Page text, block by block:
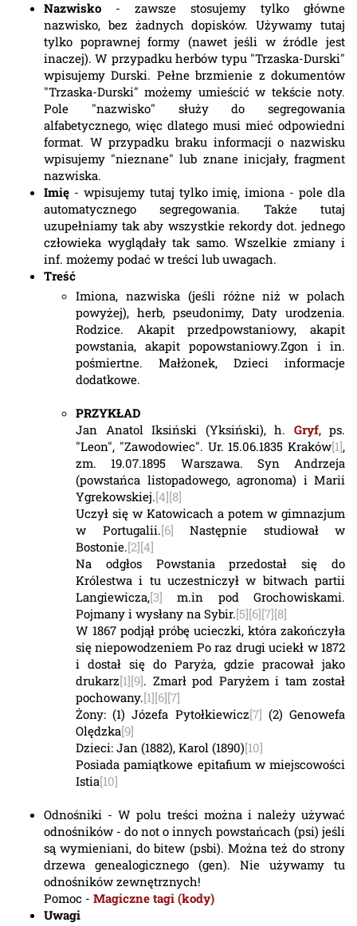
Nazwisko - zawsze stosujemy tylko główne
nazwisko, bez żadnych dopisków. Używamy tutaj
tylko poprawnej formy (nawet jeśli w źródle jest
inaczej). W przypadku herbów typu "Trzaska-Durski"
wpisujemy Durski. Pełne brzmienie z dokumentów
"Trzaska-Durski" możemy umieścić w tekście noty.
Pole "nazwisko" służy do segregowania
alfabetycznego, więc dlatego musi mieć odpowiedni
format. W przypadku braku informacji o nazwisku
wpisujemy "nieznane" lub znane inicjały, fragment
nazwiska.
Imię - wpisujemy tutaj tylko imię, imiona - pole dla
automatycznego segregowania. Także tutaj
uzupełniamy tak aby wszystkie rekordy dot. jednego
człowieka wyglądały tak samo. Wszelkie zmiany i
inf. możemy podać w treści lub uwagach.
Treść
Imiona, nazwiska (jeśli różne niż w polach
powyżej), herb, pseudonimy, Daty urodzenia.
Rodzice. Akapit przedpowstaniowy, akapit
powstania, akapit popowstaniowy.Zgon i in.
pośmiertne. Małżonek, Dzieci informacje
dodatkowe.
PRZYKŁAD
Jan Anatol Iksiński (Yksiński), h. Gryf, ps.
"Leon", "Zawodowiec". Ur. 15.06.1835 Kraków[1],
zm. 19.07.1895 Warszawa. Syn Andrzeja
(powstańca listopadowego, agronoma) i Marii
Ygrekowskiej.[4][8]
Uczył się w Katowicach a potem w gimnazjum
w Portugalii.[6] Następnie studiował w
Bostonie.[2][4]
Na odgłos Powstania przedostał się do
Królestwa i tu uczestniczył w bitwach partii
Langiewicza,[3] m.in pod Grochowiskami.
Pojmany i wysłany na Sybir.[5][6][7][8]
W 1867 podjął próbę ucieczki, która zakończyła
się niepowodzeniem Po raz drugi uciekł w 1872
i dostał się do Paryża, gdzie pracował jako
drukarz[1][9]. Zmarł pod Paryżem i tam został
pochowany.[1][6][7]
Żony: (1) Józefa Pytołkiewicz[7] (2) Genowefa
Olędzka[9]
Dzieci: Jan (1882), Karol (1890)[10]
Posiada pamiątkowe epitafium w miejscowości
Istia[10]
Odnośniki - W polu treści można i należy używać
odnośników - do not o innych powstańcach (psi) jeśli
są wymieniani, do bitew (psbi). Można też do strony
drzewa genealogicznego (gen). Nie używamy tu
odnośników zewnętrznych!
Pomoc - Magiczne tagi (kody)
Uwagi